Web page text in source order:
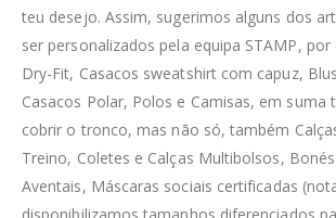
teu desejo. Assim, sugerimos alguns dos
ser personalizados pela equipa STAMP,
Dry-Fit, Casacos sweatshirt com capuz,
Casacos Polar, Polos e Camisas, em suma
cobrir o tronco, mas não só, também
Treino, Coletes e Calças Multibolsos,
Aventais, Máscaras sociais certificadas